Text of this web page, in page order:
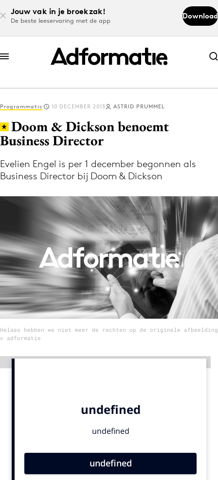
Jouw vak in je broekzak!
De beste leeservaring met de app
Download
Abonneer nu
Abonneer nu
Log in
Volg het laatste nieuws via de Adformatie
Nieuws app
Menu
Home
9 sept: GenAI-training
12 nov: MarketingLive!
Adverteren
Events
Carriere
Programmatic 10 DECEMBER 2013 ASTRID PRUMMEL
Doom & Dickson benoemt
Business Director
Evelien Engel is per 1 december begonnen als
Business Director bij Doom & Dickson
Helaas hebben we niet meer de rechten op de originele afbeelding
© adformatie